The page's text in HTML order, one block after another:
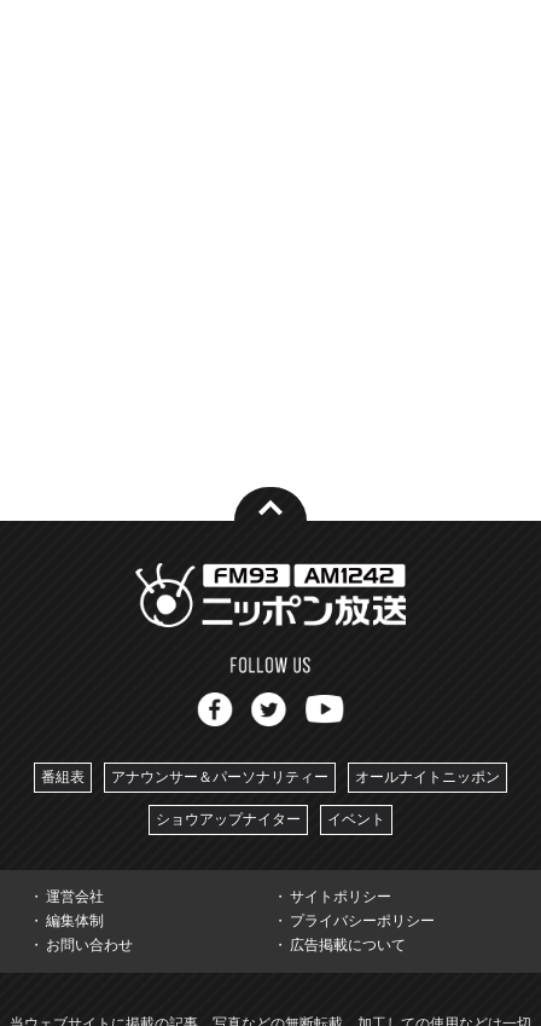
番組表 アナウンサー＆パーソナリティー オールナイトニッポン
ショウアップナイター イベント
運営会社
サイトポリシー
編集体制
プライバシーポリシー
お問い合わせ
広告掲載について